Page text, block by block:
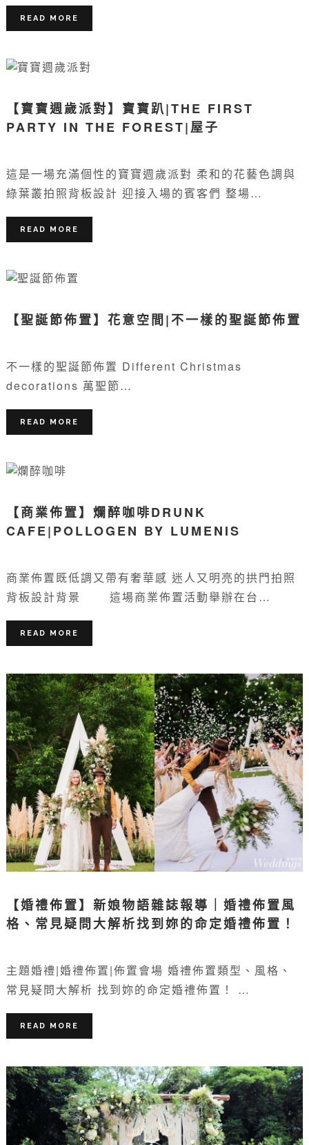
READ MORE
【寶寶週歲派對】寶寶趴|THE FIRST
PARTY IN THE FOREST|屋子
這是一場充滿個性的寶寶週歲派對 柔和的花藝色調與
綠葉叢拍照背板設計 迎接入場的賓客們 整場…
READ MORE
【聖誕節佈置】花意空間|不一樣的聖誕節佈置
不一樣的聖誕節佈置 Different Christmas
decorations 萬聖節…
READ MORE
【商業佈置】爛醉咖啡DRUNK
CAFE|POLLOGEN BY LUMENIS
商業佈置既低調又帶有奢華感 迷人又明亮的拱門拍照
背板設計背景 這場商業佈置活動舉辦在台…
READ MORE
【婚禮佈置】新娘物語雜誌報導｜婚禮佈置風
格、常見疑問大解析找到妳的命定婚禮佈置！
主題婚禮|婚禮佈置|佈置會場 婚禮佈置類型、風格、
常見疑問大解析 找到妳的命定婚禮佈置！ …
READ MORE